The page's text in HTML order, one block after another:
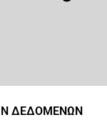
ΔΕΔΟΜΕΝΩΝ